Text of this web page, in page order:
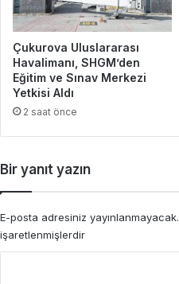
Çukurova Uluslararası
Havalimanı, SHGM’den
Eğitim ve Sınav Merkezi
Yetkisi Aldı
2 saat önce
Bir yanıt yazın
E-posta adresiniz yayınlanmayacak.
işaretlenmişlerdir